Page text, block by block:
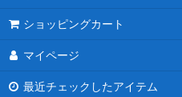
ショッピングカート
マイページ
最近チェックしたアイテム